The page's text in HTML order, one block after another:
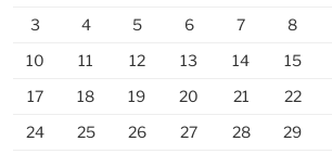
3
4 5 6 7 8
10
11 12 13 14 15
17
18 19 20 21 22
24
25 26 27 28 29